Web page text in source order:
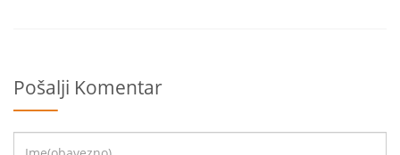
Pošalji Komentar